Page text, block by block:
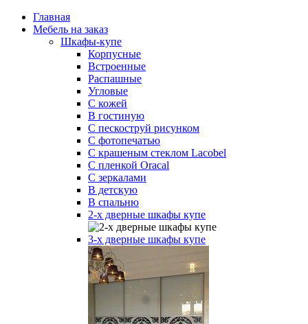
Главная
Мебель на заказ
Шкафы-купе
Корпусные
Встроенные
Распашные
Угловые
С кожей
В гостиную
С пескоструй рисунком
С фотопечатью
С крашеным стеклом Lacobel
С пленкой Oracal
С зеркалами
В детскую
В спальню
2-х дверные шкафы купе
3-х дверные шкафы купе